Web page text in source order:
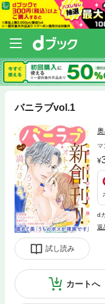
バニラブvol.1
試し読み
マ
d
返
カートへ